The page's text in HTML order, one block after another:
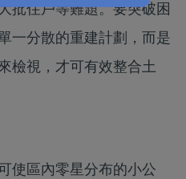
批住戶等難題。要突破困
一分散的重建計劃，而是
檢視，才可有效整合土
使區內零星分布的小公